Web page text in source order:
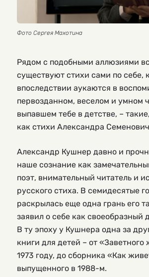
Фото Сергея Махотина
Рядом с подобными аллюзиями
существуют стихи сами по себе,
впоследствии аукаются в
первозданном, веселом и умном
выпавшем тебе в детстве, –
как стихи Александра
Александр Кушнер давно и
наше сознание как
поэт, внимательный читатель и
русского стиха. В семидесятые
раскрылась еще одна грань его
заявил о себе как своеобразный
В ту эпоху у Кушнера одна за
книги для детей – от «Заветного
1973 году, до сборника «Как
выпущенного в 1988-м.